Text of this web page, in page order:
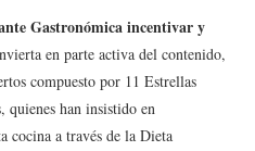
Gastronómica incentivar y
en parte activa del contenido,
compuesto por 11 Estrellas
quienes han insistido en
cocina a través de la Dieta